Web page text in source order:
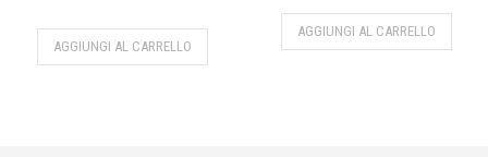
AGGIUNGI AL CARRELLO
AGGIUNGI AL CARRELLO